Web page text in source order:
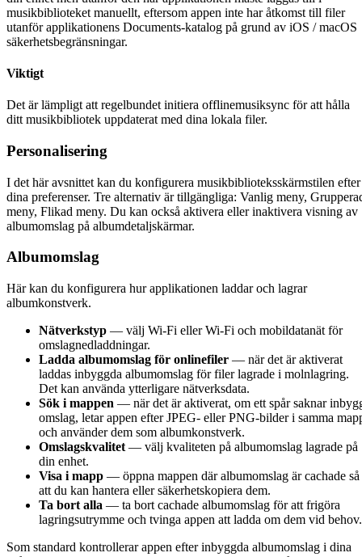
musikbiblioteket manuellt, eftersom appen inte har åtkomst till filer
utanför applikationens Documents-katalog på grund av iOS / macOS
säkerhetsbegränsningar.
Viktigt
Det är lämpligt att regelbundet initiera offlinemusiksync för att hålla
ditt musikbibliotek uppdaterat med dina lokala filer.
Personalisering
I det här avsnittet kan du konfigurera musikbiblioteksskärmstilen efter
dina preferenser. Tre alternativ är tillgängliga: Vanlig meny,
meny, Flikad meny. Du kan också aktivera eller inaktivera visning av
albumomslag på albumdetaljskärmar.
Albumomslag
Här kan du konfigurera hur applikationen laddar och lagrar
albumkonstverk.
Nätverkstyp — välj Wi-Fi eller Wi-Fi och mobildatanät för
omslagnedladdningar.
Ladda albumomslag för onlinefiler — när det är aktiverat
laddas inbyggda albumomslag för filer lagrade i molnlagring.
Det kan använda ytterligare nätverksdata.
Sök i mappen — när det är aktiverat, om ett spår saknar
omslag, letar appen efter JPEG- eller PNG-bilder i samma
och använder dem som albumkonstverk.
Omslagskvalitet — välj kvaliteten på albumomslag lagrade på
din enhet.
Visa i mapp — öppna mappen där albumomslag är cachade så
att du kan hantera eller säkerhetskopiera dem.
Ta bort alla — ta bort cachade albumomslag för att frigöra
lagringsutrymme och tvinga appen att ladda om dem vid behov.
Som standard kontrollerar appen efter inbyggda albumomslag i dina